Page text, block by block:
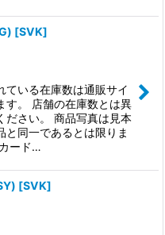
[SVK]
ている在庫数は通販サイ
す。 店舗の在庫数とは異
ださい。 商品写真は見本
と同一であるとは限りま
ード…
[SVK]